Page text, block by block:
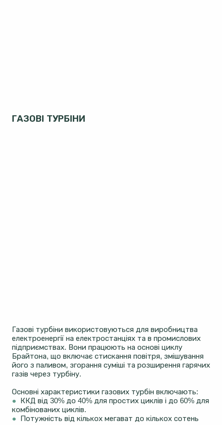
ГАЗОВІ ТУРБІНИ
Газові турбіни використовуються для виробництва
електроенергії на електростанціях та в промислових
підприємствах. Вони працюють на основі циклу
Брайтона, що включає стискання повітря, змішування
його з паливом, згорання суміші та розширення гарячих
газів через турбіну.
Основні характеристики газових турбін включають:
● ККД від 30% до 40% для простих циклів і до 60% для
комбінованих циклів.
● Потужність від кількох мегават до кількох сотень